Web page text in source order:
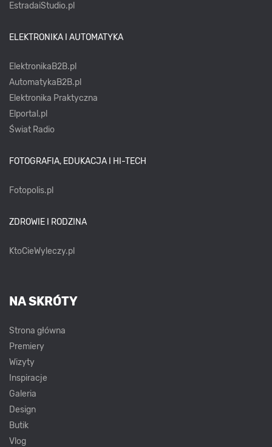
EstradaiStudio.pl
ELEKTRONIKA I AUTOMATYKA
ElektronikaB2B.pl
AutomatykaB2B.pl
Elektronika Praktyczna
Elportal.pl
Świat Radio
FOTOGRAFIA, EDUKACJA I HI-TECH
Fotopolis.pl
ZDROWIE I RODZINA
KtoCieWyleczy.pl
NA SKRÓTY
Strona główna
Premiery
Wizyty
Inspiracje
Galeria
Design
Butik
Vlog